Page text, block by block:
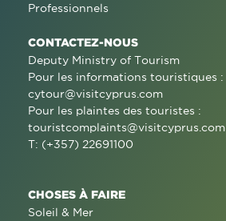
Professionnels
CONTACTEZ-NOUS
Deputy Ministry of Tourism
Pour les informations touristiques :
cytour@visitcyprus.com
Pour les plaintes des touristes :
touristcomplaints@visitcyprus.com
T: (+357) 22691100
CHOSES À FAIRE
Soleil & Mer